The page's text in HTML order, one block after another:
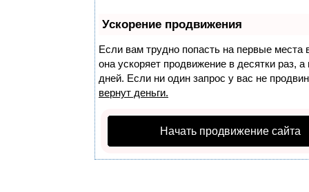
Ускорение продвижения
Если вам трудно попасть на первые места
она ускоряет продвижение в десятки раз,
дней. Если ни один запрос у вас не
вернут деньги.
Начать продвижение сайта